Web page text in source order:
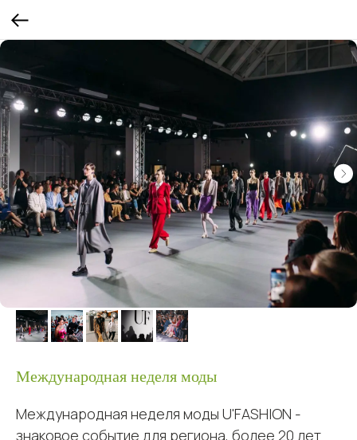
Международная неделя моды
Международная неделя моды U'FASHION -
знаковое событие для региона, более 20 лет